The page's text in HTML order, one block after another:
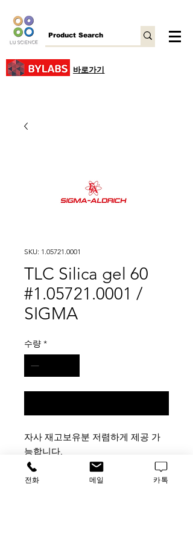
바로가기
SKU: 1.05721.0001
TLC Silica gel 60
#1.05721.0001 /
SIGMA
수량 *
자사 재고보유분 저렴하게 제공 가
능합니다.
업체분들 연락주시기 바랍니다.
가격문의
전화 메일 카톡